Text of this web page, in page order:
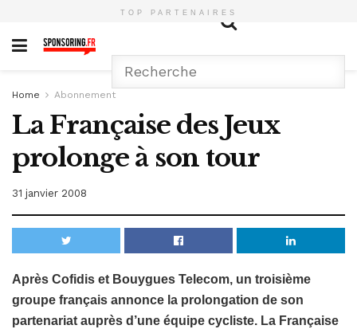
TOP PARTENAIRES
Home Abonnement
La Française des Jeux
prolonge à son tour
31 janvier 2008
Après Cofidis et Bouygues Telecom, un troisième
groupe français annonce la prolongation de son
partenariat auprès d’une équipe cycliste. La Française